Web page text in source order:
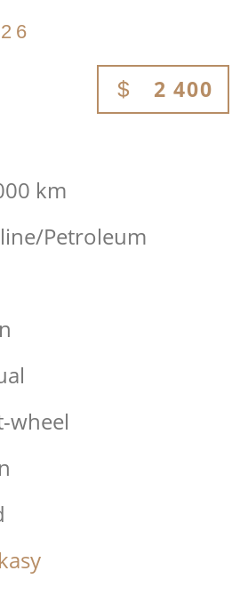
2 400
km
Petroleum
wheel